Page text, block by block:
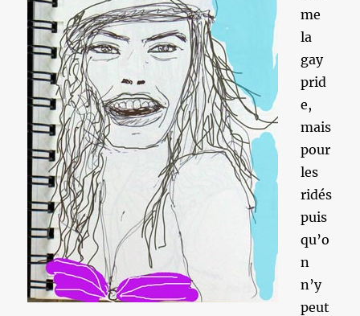
me
la
gay
prid
e,
mais
pour
les
ridés
puis
qu’o
n
n’y
peut